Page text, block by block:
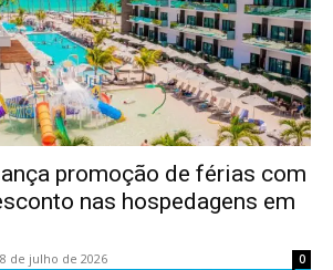
promoção de férias com
nas hospedagens em
de julho de 2026 0